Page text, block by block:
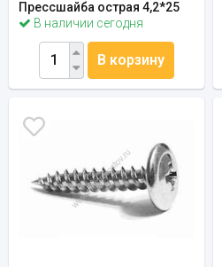
Прессшайба острая 4,2*25
В наличии сегодня
В корзину